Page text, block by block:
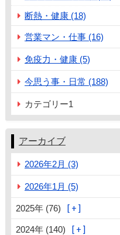
断熱・健康 (18)
営業マン・仕事 (16)
免疫力・健康 (5)
今思う事・日常 (188)
カテゴリー1
アーカイブ
2026年2月 (3)
2026年1月 (5)
2025年 (76)
2024年 (140)